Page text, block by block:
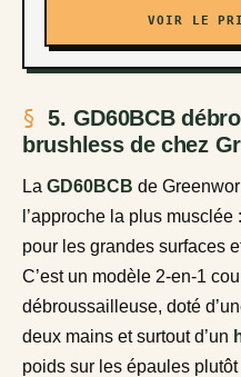
VOIR LE
5. GD60BCB
brushless de chez
La GD60BCB de
l’approche la plus
pour les grandes surfaces
C’est un modèle 2-en-1
débroussailleuse, doté
deux mains et surtout d’un
poids sur les épaules